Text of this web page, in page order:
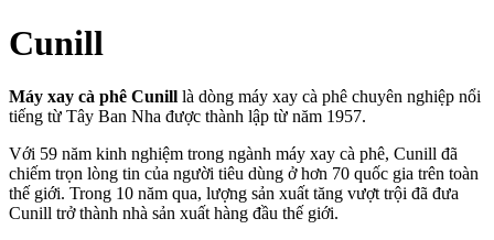
Cunill
Máy xay cà phê Cunill là dòng máy xay cà phê chuyên nghiệp nổi
tiếng từ Tây Ban Nha được thành lập từ năm 1957.
Với 59 năm kinh nghiệm trong ngành máy xay cà phê, Cunill đã
chiếm trọn lòng tin của người tiêu dùng ở hơn 70 quốc gia trên toàn
thế giới. Trong 10 năm qua, lượng sản xuất tăng vượt trội đã đưa
Cunill trở thành nhà sản xuất hàng đầu thế giới.